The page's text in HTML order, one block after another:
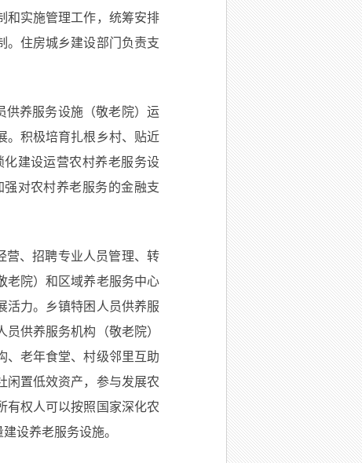
和实施管理工作，统筹安排
。住房城乡建设部门负责支
供养服务设施（敬老院）运
。积极培育扎根乡村、贴近
建设运营农村养老服务设
对农村养老服务的金融支
营、招聘专业人员管理、转
老院）和区域养老服务中心
活力。乡镇特困人员供养服
供养服务机构（敬老院）
、老年食堂、村级邻里互助
闲置低效资产，参与发展农
有权人可以按照国家深化农
设养老服务设施。